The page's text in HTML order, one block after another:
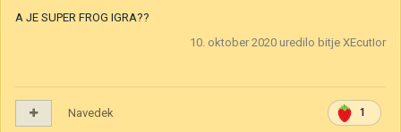
A JE SUPER FROG IGRA??
10. oktober 2020 uredilo bitje XEcutIor
1
Navedek